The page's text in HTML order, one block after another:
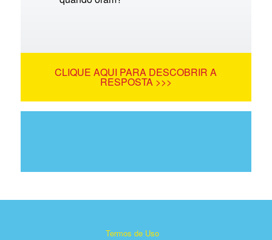
CLIQUE AQUI PARA DESCOBRIR A
RESPOSTA >>>
Termos de Uso